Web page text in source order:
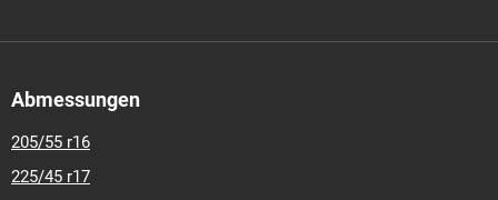
Abmessungen
205/55 r16
225/45 r17